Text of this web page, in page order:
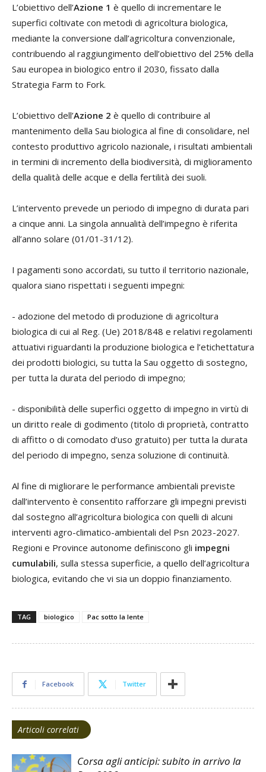
L’obiettivo dell’Azione 1 è quello di incrementare le
superfici coltivate con metodi di agricoltura biologica,
mediante la conversione dall’agricoltura convenzionale,
contribuendo al raggiungimento dell’obiettivo del 25% della
Sau europea in biologico entro il 2030, fissato dalla
Strategia Farm to Fork.
L’obiettivo dell’Azione 2 è quello di contribuire al
mantenimento della Sau biologica al fine di consolidare, nel
contesto produttivo agricolo nazionale, i risultati ambientali
in termini di incremento della biodiversità, di miglioramento
della qualità delle acque e della fertilità dei suoli.
L’intervento prevede un periodo di impegno di durata pari
a cinque anni. La singola annualità dell’impegno è riferita
all’anno solare (01/01-31/12).
I pagamenti sono accordati, su tutto il territorio nazionale,
qualora siano rispettati i seguenti impegni:
- adozione del metodo di produzione di agricoltura
biologica di cui al Reg. (Ue) 2018/848 e relativi regolamenti
attuativi riguardanti la produzione biologica e l’etichettatura
dei prodotti biologici, su tutta la Sau oggetto di sostegno,
per tutta la durata del periodo di impegno;
- disponibilità delle superfici oggetto di impegno in virtù di
un diritto reale di godimento (titolo di proprietà, contratto
di affitto o di comodato d’uso gratuito) per tutta la durata
del periodo di impegno, senza soluzione di continuità.
Al fine di migliorare le performance ambientali previste
dall’intervento è consentito rafforzare gli impegni previsti
dal sostegno all’agricoltura biologica con quelli di alcuni
interventi agro-climatico-ambientali del Psn 2023-2027.
Regioni e Province autonome definiscono gli impegni
cumulabili, sulla stessa superficie, a quello dell’agricoltura
biologica, evitando che vi sia un doppio finanziamento.
TAG biologico Pac sotto la lente
Facebook Twitter
Articoli correlati
Corsa agli anticipi: subito in arrivo la